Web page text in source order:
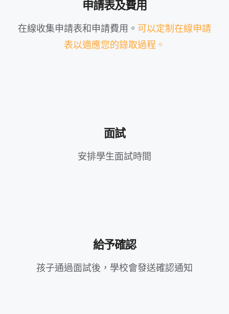
申請表及費用
在線收集申請表和申請費用。 可以定制在線申請
表以適應您的錄取過程。
面試
安排學生面試時間
給予確認
孩子通過面試後，學校會發送確認通知